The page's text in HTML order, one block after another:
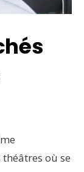
où se